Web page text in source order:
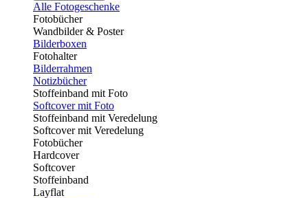
Alle Fotogeschenke
Fotobücher
Wandbilder & Poster
Bilderboxen
Fotohalter
Bilderrahmen
Notizbücher
Stoffeinband mit Foto
Softcover mit Foto
Stoffeinband mit Veredelung
Softcover mit Veredelung
Fotobücher
Hardcover
Softcover
Stoffeinband
Layflat